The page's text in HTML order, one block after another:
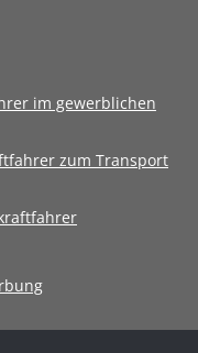
im gewerblichen
zum Transport